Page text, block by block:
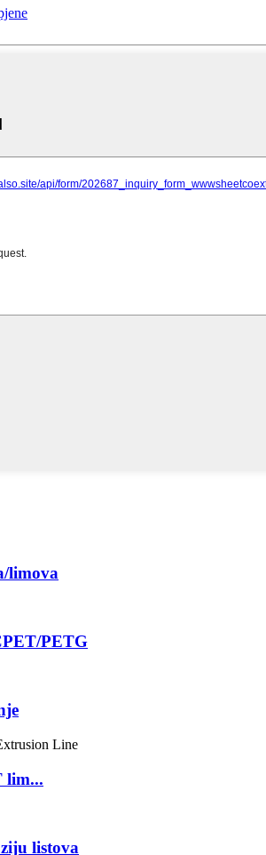
limova
PETG
lim...
listova